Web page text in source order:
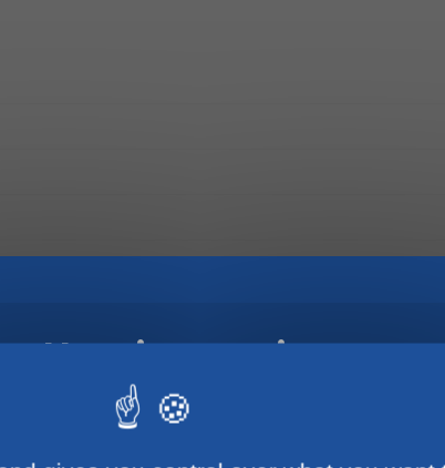
Horaires estivaux